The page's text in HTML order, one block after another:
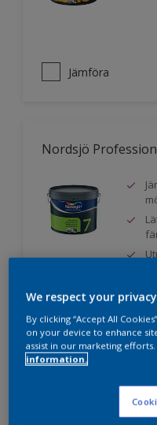
Jämföra
Nordsjö
Jämföra
Nordsjö
We respect your
By clicking “Accept All
on your device to enhance
assist in our marketing efforts.
information.